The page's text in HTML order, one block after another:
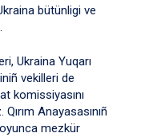
bütünligi ve
Ukraina Yuqarı
vekilleri de
komissiyasını
Anayasasınıñ
mezkür